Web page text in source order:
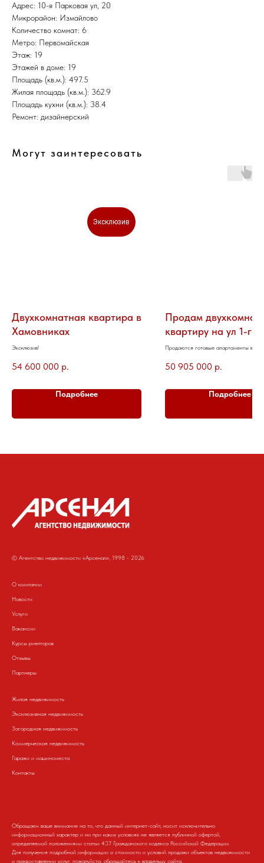
Адрес: 10-я Парковая ул, 20
Микрорайон: Измайлово
Количество комнат: 6
Метро: Первомайская
Этаж: 19
Этажей в доме: 19
Площадь (кв.м.): 497.5
Жилая площадь (кв.м.): 362.9
Площадь кухни (кв.м.): 38.4
Ремонт: дизайнерский
Могут заинтересовать
Эксклюзив
Двухкомнатная квартира в
Хамовниках
Эксклюзив!
54 600 000 р.
Подробнее
Продам
квартиру на ул 1-го
Ямского Поля
Продаются готовые апартаменты в
50 905 000 р.
Подробнее
© Агентство недвижимости «Арсенал», 1998 - 2026
О компании
Новости
Услуги
Вакансии
Курсы риелторов
Отзывы
Партнеры
Жилая недвижимость
Эксклюзивная недвижимость
Загородная недвижимость
Коммерческая недвижимость
Гаражи и машиноместа
Контакты
Обращаем ваше внимание на то, что данный интернет-сайт, носит исключительно
информационный характер и ни при каких условиях не является публичной офертой,
определяемой положениями статьи 437 Гражданского кодекса Российской Федерации.
Для получения подробной информации о стоимости и условий продажи объектов недвижимости
и предоставлении услуг, пожалуйста, обращайтесь к владельцу сайта.